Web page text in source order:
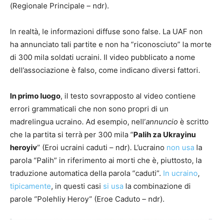
(Regionale Principale – ndr).
In realtà, le informazioni diffuse sono false. La UAF non
ha annunciato tali partite e non ha “riconosciuto” la morte
di 300 mila soldati ucraini. Il video pubblicato a nome
dell’associazione è falso, come indicano diversi fattori.
In primo luogo, il testo sovrapposto al video contiene
errori grammaticali che non sono propri di un
madrelingua ucraino. Ad esempio, nell’annuncio è scritto
che la partita si terrà per 300 mila “Palih za Ukrayinu
heroyiv” (Eroi ucraini caduti – ndr). L’ucraino non usa la
parola “Palih” in riferimento ai morti che è, piuttosto, la
traduzione automatica della parola “caduti”. In ucraino,
tipicamente, in questi casi si usa la combinazione di
parole “Polehliy Heroy” (Eroe Caduto – ndr).